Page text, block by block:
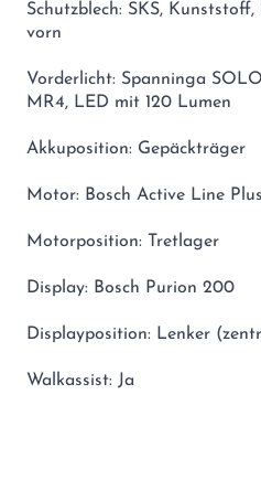
Schutzblech: SKS,
vorn
Vorderlicht: Spanninga
MR4, LED mit 120 Lumen
Akkuposition: Gepäckträger
Motor: Bosch Active Line
Motorposition: Tretlager
Display: Bosch Purion 200
Displayposition: Lenker
Walkassist: Ja